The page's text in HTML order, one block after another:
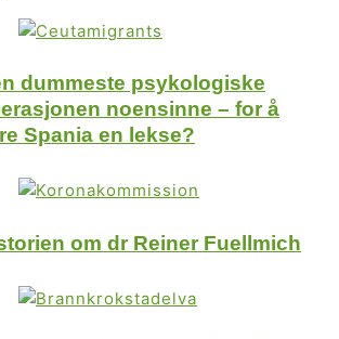
dummeste psykologiske
noensinne – for å
Spania en lekse?
om dr Reiner Fuellmich